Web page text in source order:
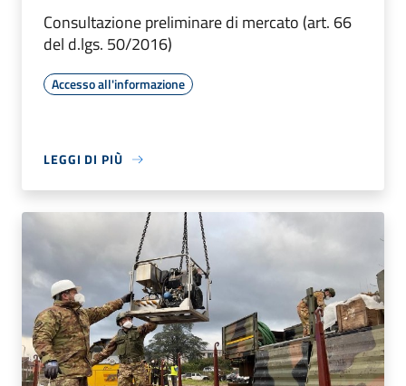
Consultazione preliminare di mercato (art. 66
del d.lgs. 50/2016)
Accesso all'informazione
LEGGI DI PIÙ